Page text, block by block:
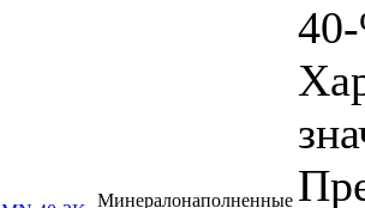
Минералонаполненные